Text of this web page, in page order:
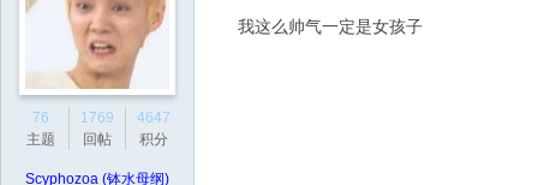
76
主题
1769
回帖
4647
积分
Scyphozoa (钵水母纲)
我这么帅气一定是女孩子